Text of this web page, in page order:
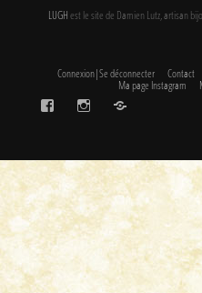
LUGHest le site de Damien Lutz, artisan
Connexion|Se déconnecter Contact
Ma page Instagram
FaceBook Instagram Etsy